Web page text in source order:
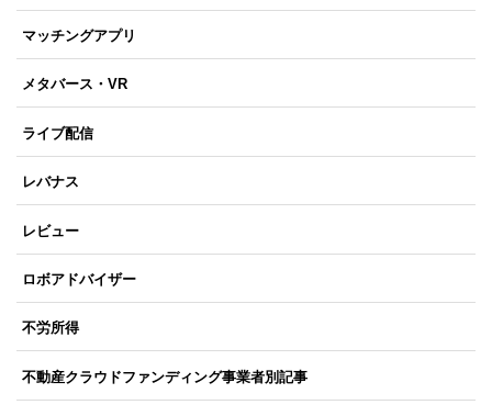
マッチングアプリ
メタバース・VR
ライブ配信
レバナス
レビュー
ロボアドバイザー
不労所得
不動産クラウドファンディング事業者別記事